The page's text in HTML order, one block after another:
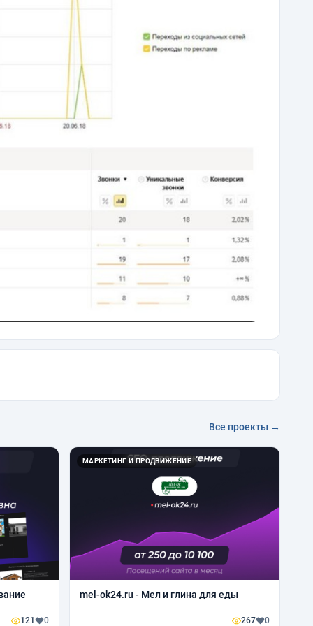
Все проекты →
121 0
МАРКЕТИНГ И ПРОДВИЖЕНИЕ
mel-ok24.ru - Мел и глина для еды
267 0